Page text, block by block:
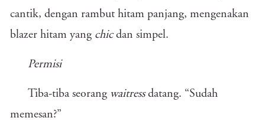
cantik, dengan rambut hitam panjang, mengenakan
blazer hitam yang chicdan simpel.
Permisi
Tiba-tiba seorang waitressdatang. “Sudah
memesan?”